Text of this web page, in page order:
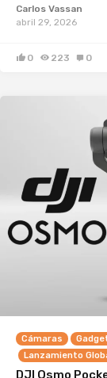
Carlos Vassan
abril 29, 2026
0 223 0
Cámaras
Lanzamiento
DJI Osmo